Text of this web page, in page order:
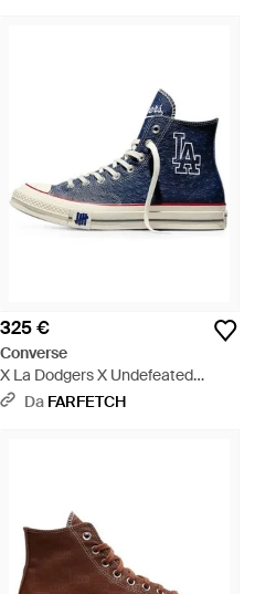
325 €
Converse
X La Dodgers X Undefeated
Sneakers Alte Chuck 70 - Blu
Da FARFETCH